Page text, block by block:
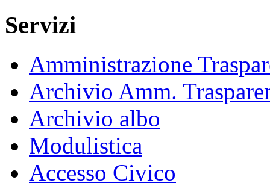
Servizi
Amministrazione
Archivio Amm.
Archivio albo
Modulistica
Accesso Civico